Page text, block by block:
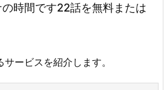
時間です22話を無料または
ービスを紹介します。